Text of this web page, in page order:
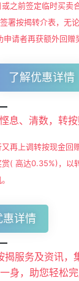
之前签定临时买卖
署按揭转介表，无
请者再获额外回赠
了解优惠详情
息、清数，转按
再上调转按现金回
赏( 高达0.35%)，以
惠详情
服务及资讯，
身，助您轻松完